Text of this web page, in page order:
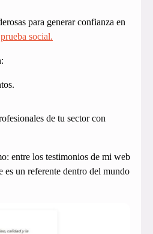
para generar confianza en
prueba social.
de tu sector con
entre los testimonios de mi web
es un referente dentro del mundo